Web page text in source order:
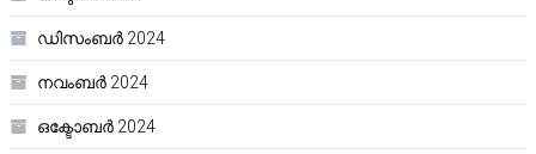
ഡിസംബർ 2024
നവംബർ 2024
ഒക്ടോബർ 2024